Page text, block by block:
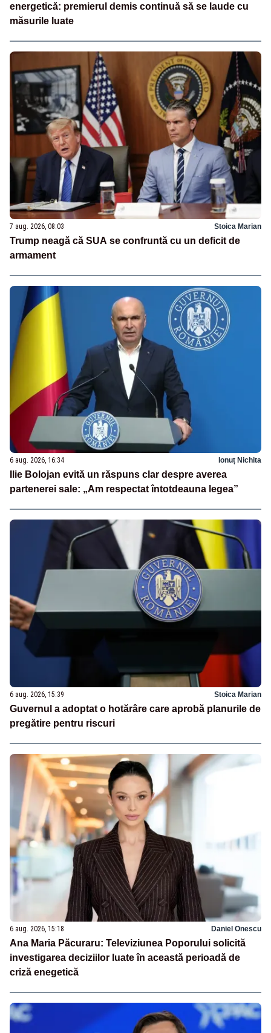
energetică: premierul demis continuă să se laude cu
măsurile luate
7 aug. 2026, 08:03 Stoica Marian
Trump neagă că SUA se confruntă cu un deficit de
armament
6 aug. 2026, 16:34 Ionuț Nichita
Ilie Bolojan evită un răspuns clar despre averea
partenerei sale: „Am respectat întotdeauna legea”
6 aug. 2026, 15:39 Stoica Marian
Guvernul a adoptat o hotărâre care aprobă planurile de
pregătire pentru riscuri
6 aug. 2026, 15:18 Daniel Onescu
Ana Maria Păcuraru: Televiziunea Poporului solicită
investigarea deciziilor luate în această perioadă de
criză enegetică